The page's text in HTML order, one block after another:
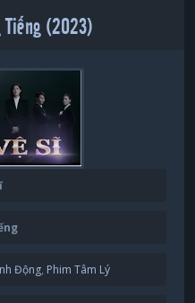
Tiếng (2023)
Động, Phim Tâm Lý